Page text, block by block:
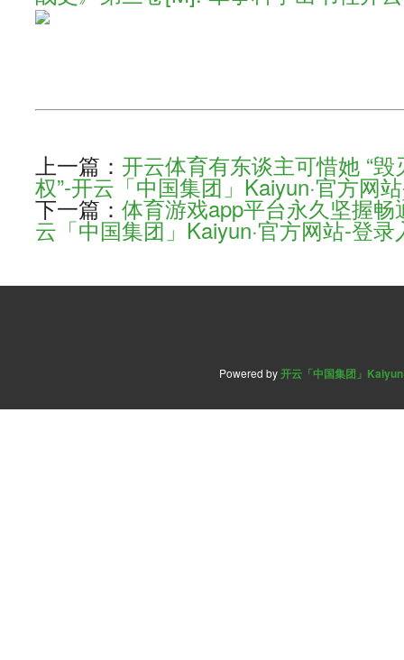
上一篇： 开云体育有东谈主可惜她 “
权”-开云「中国集团」Kaiyun·官方网
下一篇：体育游戏app平台永久坚握
云「中国集团」Kaiyun·官方网站-登录
Powered by开云「中国集团」